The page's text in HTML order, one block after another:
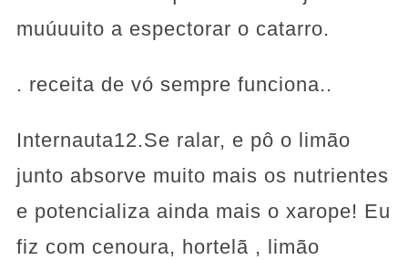
muúuuito a espectorar o catarro.
. receita de vó sempre funciona..
Internauta12.Se ralar, e pô o limão
junto absorve muito mais os nutrientes
e potencializa ainda mais o xarope! Eu
fiz com cenoura, hortelã , limão